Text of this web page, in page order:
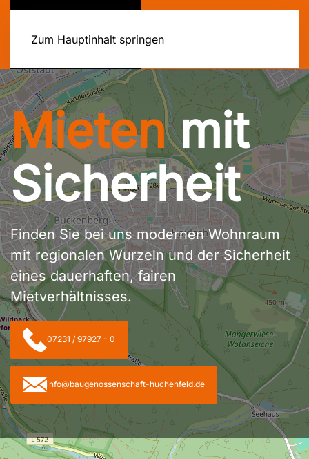
Zum Hauptinhalt springen
Mietenmit
Sicherheit
Finden Sie bei uns modernen Wohnraum
mit regionalen Wurzeln und der Sicherheit
eines dauerhaften, fairen
Mietverhältnisses.
07231 / 97927 - 0
info@baugenossenschaft-huchenfeld.de